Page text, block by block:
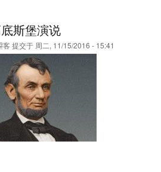
斯堡演说
客 提交于 周二, 11/15/2016 - 15:41